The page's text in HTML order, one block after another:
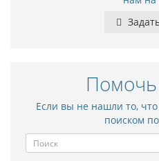
Помочь
Если вы не нашли то, что
поиском